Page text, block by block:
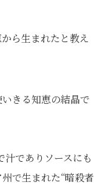
ら生まれたと教え
きる知恵の結晶で
でありソースにも
で生まれた“暗殺者